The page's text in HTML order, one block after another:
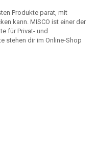
Produkte parat, mit
kann. MISCO ist einer der
für Privat- und
stehen dir im Online-Shop